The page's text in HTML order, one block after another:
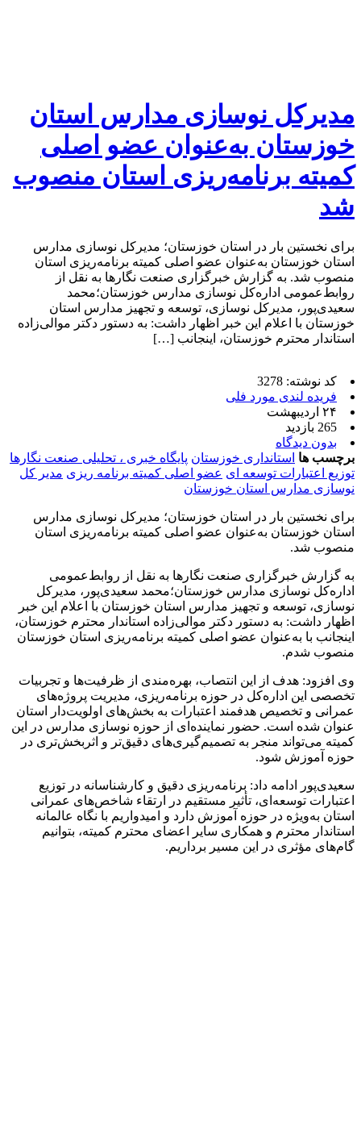
مدیرکل نوسازی مدارس استان
خوزستان به‌عنوان عضو اصلی
کمیته برنامه‌ریزی استان منصوب
شد
برای نخستین بار در استان خوزستان؛ مدیرکل نوسازی مدارس
استان خوزستان به‌عنوان عضو اصلی کمیته برنامه‌ریزی استان
منصوب شد. به گزارش خبرگزاری صنعت نگارها به نقل از
روابط‌عمومی اداره‌کل نوسازی مدارس خوزستان؛محمد
سعیدی‌پور، مدیرکل نوسازی، توسعه و تجهیز مدارس استان
خوزستان با اعلام این خبر اظهار داشت: به دستور دکتر موالی‌زاده
استاندار محترم خوزستان، اینجانب […]
کد نوشته: 3278
فریده لندی مورد فلی
۲۴ اردیبهشت
265 بازدید
بدون دیدگاه
برچسب ها استانداری خوزستان پایگاه خبری ، تحلیلی صنعت نگارها
توزیع اعتبارات توسعه ای عضو اصلی کمیته برنامه ریزی مدیر کل
نوسازی مدارس استان خوزستان
برای نخستین بار در استان خوزستان؛ مدیرکل نوسازی مدارس
استان خوزستان به‌عنوان عضو اصلی کمیته برنامه‌ریزی استان
منصوب شد.
به گزارش خبرگزاری صنعت نگارها به نقل از روابط‌عمومی
اداره‌کل نوسازی مدارس خوزستان؛محمد سعیدی‌پور، مدیرکل
نوسازی، توسعه و تجهیز مدارس استان خوزستان با اعلام این خبر
اظهار داشت: به دستور دکتر موالی‌زاده استاندار محترم خوزستان،
اینجانب با به‌عنوان عضو اصلی کمیته برنامه‌ریزی استان خوزستان
منصوب شدم.
وی افزود: هدف از این انتصاب، بهره‌مندی از ظرفیت‌ها و تجربیات
تخصصی این اداره‌کل در حوزه برنامه‌ریزی، مدیریت پروژه‌های
عمرانی و تخصیص هدفمند اعتبارات به بخش‌های اولویت‌دار استان
عنوان شده است. حضور نماینده‌ای از حوزه نوسازی مدارس در این
کمیته می‌تواند منجر به تصمیم‌گیری‌های دقیق‌تر و اثربخش‌تری در
حوزه آموزش شود.
سعیدی‌پور ادامه داد: برنامه‌ریزی دقیق و کارشناسانه در توزیع
اعتبارات توسعه‌ای، تأثیر مستقیم در ارتقاء شاخص‌های عمرانی
استان به‌ویژه در حوزه آموزش دارد و امیدواریم با نگاه عالمانه
استاندار محترم و همکاری سایر اعضای محترم کمیته، بتوانیم
گام‌های مؤثری در این مسیر برداریم.